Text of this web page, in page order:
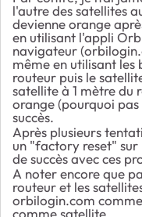
l'autre des satellites
devienne orange
en utilisant l'appli
navigateur
même en utilisant les
routeur puis le
satellite à 1 mètre du
orange (pourquoi pas
succès.
Après plusieurs
un "factory reset" sur
de succès avec ces
A noter encore que
routeur et les
orbilogin.com
comme satellite.